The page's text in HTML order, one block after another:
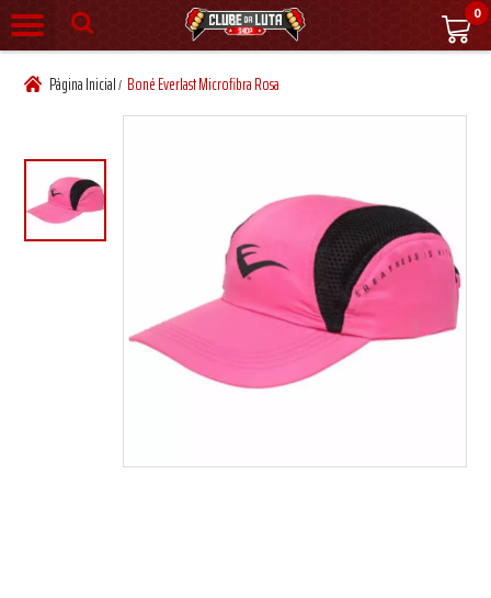
0
Página Inicial/ Boné Everlast Microfibra Rosa